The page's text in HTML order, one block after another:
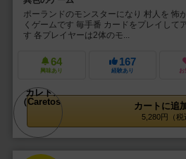
ポーランドのモンスターになり 村人を 怖
くゲームです 毎手番 カードをプレイして
す 各プレイヤーは2体のモ...
64
興味あり
167
経験あり お
カートに追
5,280円（税